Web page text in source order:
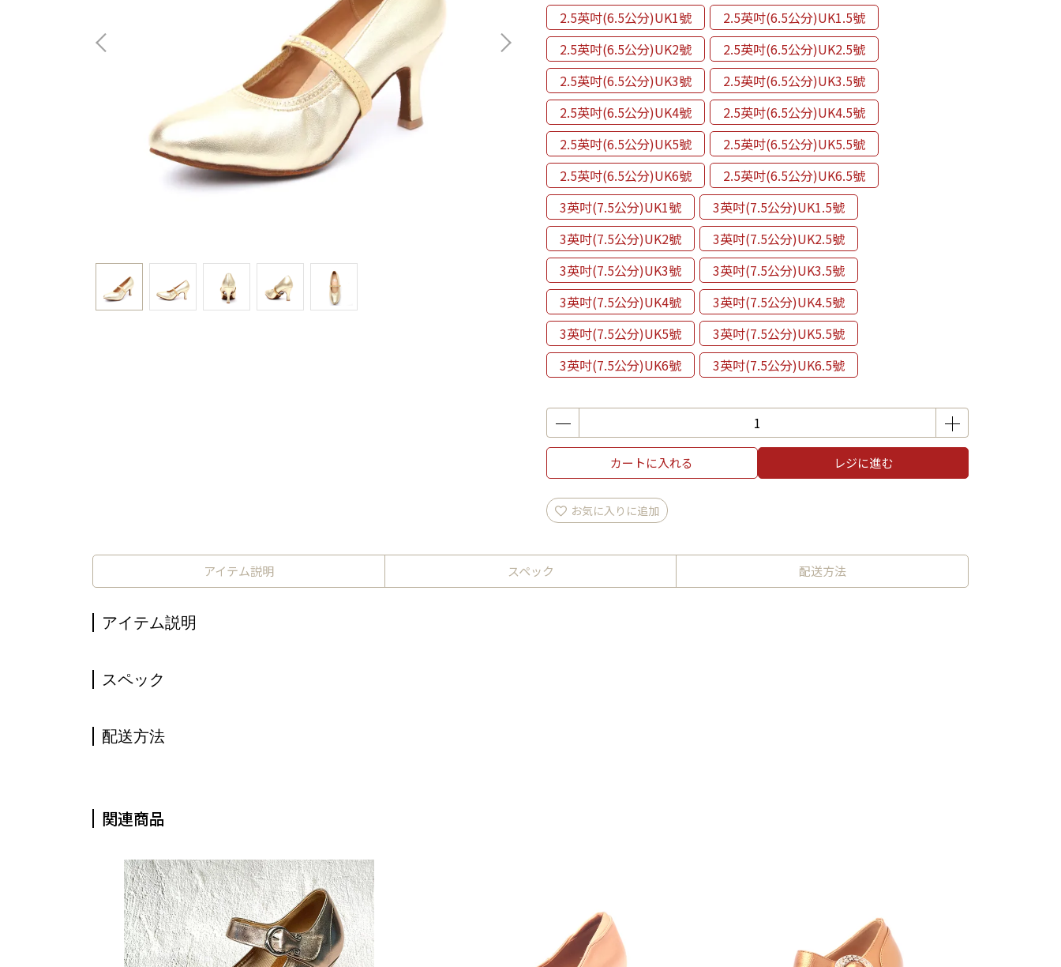
2.5英吋(6.5公分)UK1號
2.5英吋(6.5公分)UK1.5號
2.5英吋(6.5公分)UK2號
2.5英吋(6.5公分)UK2.5號
2.5英吋(6.5公分)UK3號
2.5英吋(6.5公分)UK3.5號
2.5英吋(6.5公分)UK4號
2.5英吋(6.5公分)UK4.5號
2.5英吋(6.5公分)UK5號
2.5英吋(6.5公分)UK5.5號
2.5英吋(6.5公分)UK6號
2.5英吋(6.5公分)UK6.5號
3英吋(7.5公分)UK1號
3英吋(7.5公分)UK1.5號
3英吋(7.5公分)UK2號
3英吋(7.5公分)UK2.5號
3英吋(7.5公分)UK3號
3英吋(7.5公分)UK3.5號
3英吋(7.5公分)UK4號
3英吋(7.5公分)UK4.5號
3英吋(7.5公分)UK5號
3英吋(7.5公分)UK5.5號
3英吋(7.5公分)UK6號
3英吋(7.5公分)UK6.5號
カートに入れる レジに進む
お気に入りに追加
アイテム説明 スペック 配送方法
アイテム説明
スペック
配送方法
関連商品